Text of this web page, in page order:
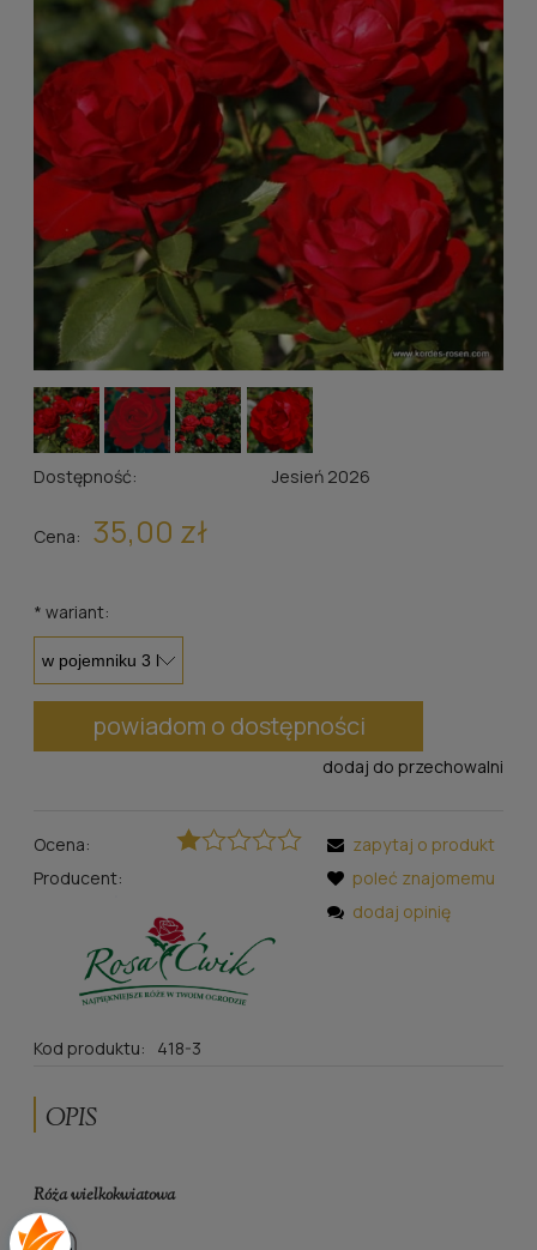
Dostępność: Jesień 2026
Cena: 35,00 zł
* wariant:
powiadom o dostępności
dodaj do przechowalni
Ocena:
Producent:
Kod produktu: 418-3
zapytaj o produkt
poleć znajomemu
dodaj opinię
OPIS
Róża wielkokwiatowa